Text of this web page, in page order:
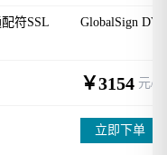
符SSL
GlobalSign DV
￥3154 元/年
立即下单